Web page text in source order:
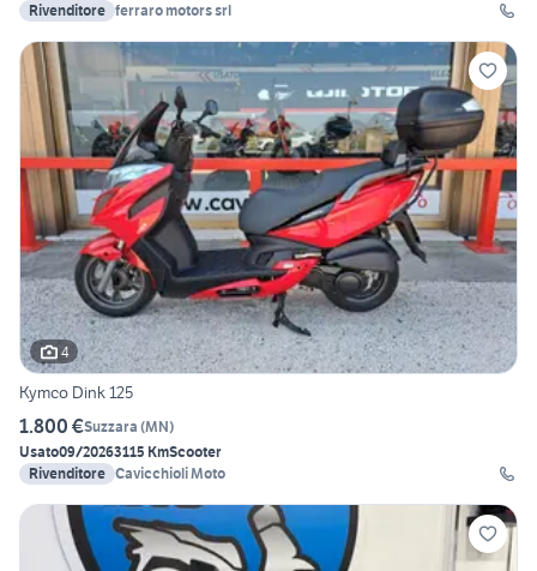
Rivenditore ferraro motors srl
4
Kymco Dink 125
1.800 €Suzzara (MN)
Usato09/20263115 KmScooter
Rivenditore Cavicchioli Moto